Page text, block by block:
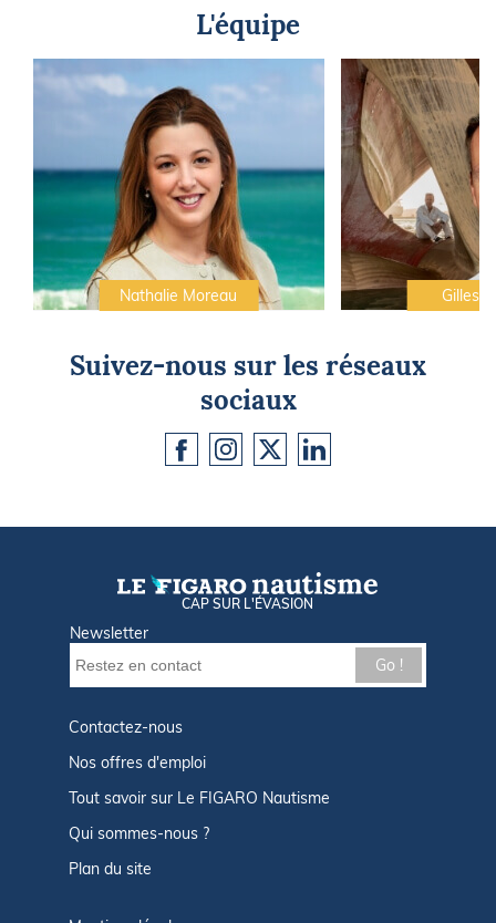
L'équipe
Nathalie Moreau Gilles
Suivez-nous sur les réseaux
sociaux
CAP SUR L'ÉVASION
Newsletter
Go !
Contactez-nous
Nos offres d'emploi
Tout savoir sur Le FIGARO Nautisme
Qui sommes-nous ?
Plan du site